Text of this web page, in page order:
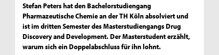
Stefan Peters hat den Bachelorstudiengang
Pharmazeutische Chemie an der TH Köln absolviert und
ist im dritten Semester des Masterstudiengangs Drug
Discovery and Development. Der Masterstudent erzählt,
warum sich ein Doppelabschluss für ihn lohnt.